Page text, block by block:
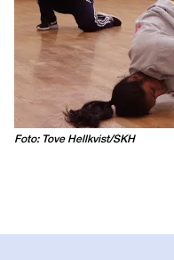
Foto: Tove Hellkvist/SKH